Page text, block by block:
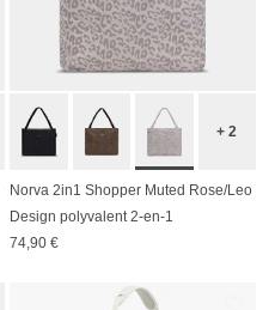
+ 2
Norva 2in1 Shopper Muted Rose/Leo
Design polyvalent 2-en-1
74,90 €